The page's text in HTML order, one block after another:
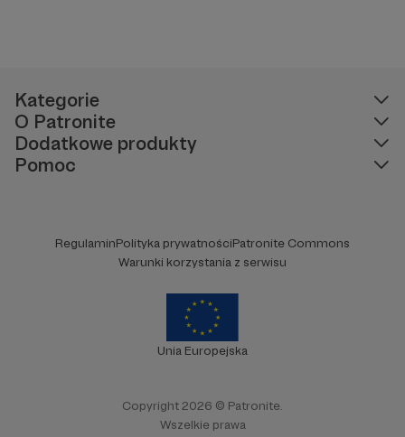
Kategorie
O Patronite
Dodatkowe produkty
Pomoc
RegulaminPolityka prywatnościPatronite Commons
Warunki korzystania z serwisu
Unia Europejska
Copyright 2026 © Patronite.
Wszelkie prawa